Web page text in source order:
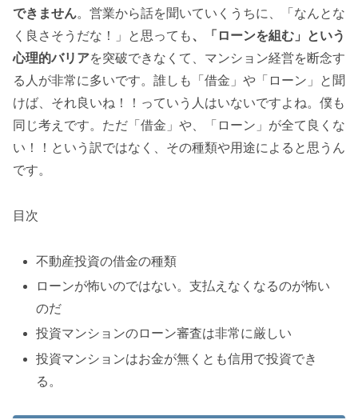
できません。営業から話を聞いていくうちに、「なんとな
く良さそうだな！」と思っても、「ローンを組む」という
心理的バリアを突破できなくて、マンション経営を断念す
る人が非常に多いです。誰しも「借金」や「ローン」と聞
けば、それ良いね！！っていう人はいないですよね。僕も
同じ考えです。ただ「借金」や、「ローン」が全て良くな
い！！という訳ではなく、その種類や用途によると思うん
です。
目次
不動産投資の借金の種類
ローンが怖いのではない。支払えなくなるのが怖い
のだ
投資マンションのローン審査は非常に厳しい
投資マンションはお金が無くとも信用で投資でき
る。